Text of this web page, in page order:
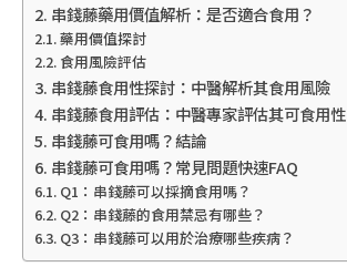
串錢藤藥用價值解析：是否適合食用？
藥用價值探討
食用風險評估
串錢藤食用性探討：中醫解析其食用風險
串錢藤食用評估：中醫專家評估其可食用性
串錢藤可食用嗎？結論
串錢藤可食用嗎？常見問題快速FAQ
Q1：串錢藤可以採摘食用嗎？
Q2：串錢藤的食用禁忌有哪些？
Q3：串錢藤可以用於治療哪些疾病？